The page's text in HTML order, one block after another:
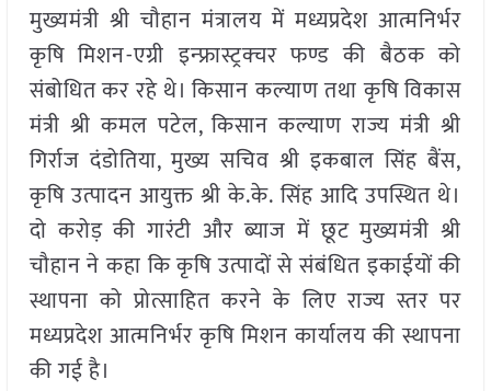
मुख्यमंत्री श्री चौहान मंत्रालय में मध्यप्रदेश आत्मनिर्भर
कृषि मिशन-एग्री इन्फ्रास्ट्रक्चर फण्ड की बैठक को
संबोधित कर रहे थे। किसान कल्याण तथा कृषि विकास
मंत्री श्री कमल पटेल, किसान कल्याण राज्य मंत्री श्री
गिर्राज दंडोतिया, मुख्य सचिव श्री इकबाल सिंह बैंस,
कृषि उत्पादन आयुक्त श्री के.के. सिंह आदि उपस्थित थे।
दो करोड़ की गारंटी और ब्याज में छूट मुख्यमंत्री श्री
चौहान ने कहा कि कृषि उत्पादों से संबंधित इकाईयों की
स्थापना को प्रोत्साहित करने के लिए राज्य स्तर पर
मध्यप्रदेश आत्मनिर्भर कृषि मिशन कार्यालय की स्थापना
की गई है।